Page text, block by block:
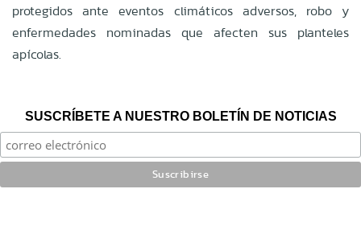
protegidos ante eventos climáticos adversos, robo y
enfermedades nominadas que afecten sus planteles
apícolas.
SUSCRÍBETE A NUESTRO BOLETÍN DE NOTICIAS